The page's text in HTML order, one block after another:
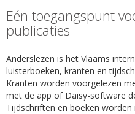
Eén toegangspunt
publicaties
Anderslezen is het Vlaams
luisterboeken, kranten en
Kranten worden voorgelezen
met de app of Daisy-software
Tijdschriften en boeken